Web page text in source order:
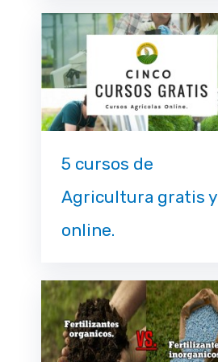
5 cursos de
Agricultura gratis y
online.